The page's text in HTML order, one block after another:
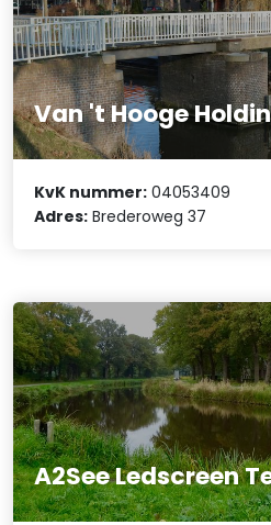
Van 't Hooge
KvK nummer: 04053409
Adres: Brederoweg 37
A2See Ledscreen